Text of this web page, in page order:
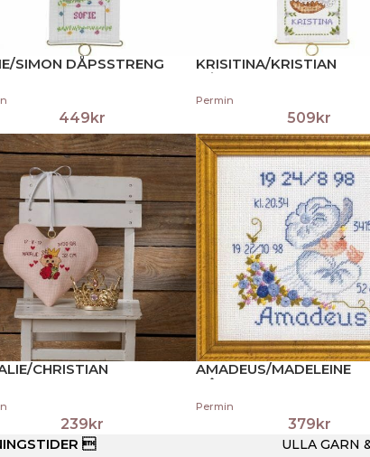
SIMON DÅPSSTRENG
449 kr
KRISITINA/KRISTIAN
Permin
509 kr
CHRISTIAN
239kr
AMADEUS/MADELEINE
Permin
379kr

ULLA GARN